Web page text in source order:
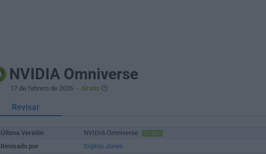
NVIDIA Omniverse
17 de febrero de 2026 - Gratis
Revisar
Última Versión NVIDIA Omniverse ÚLTIMO
Revisado por
Sophia Jones